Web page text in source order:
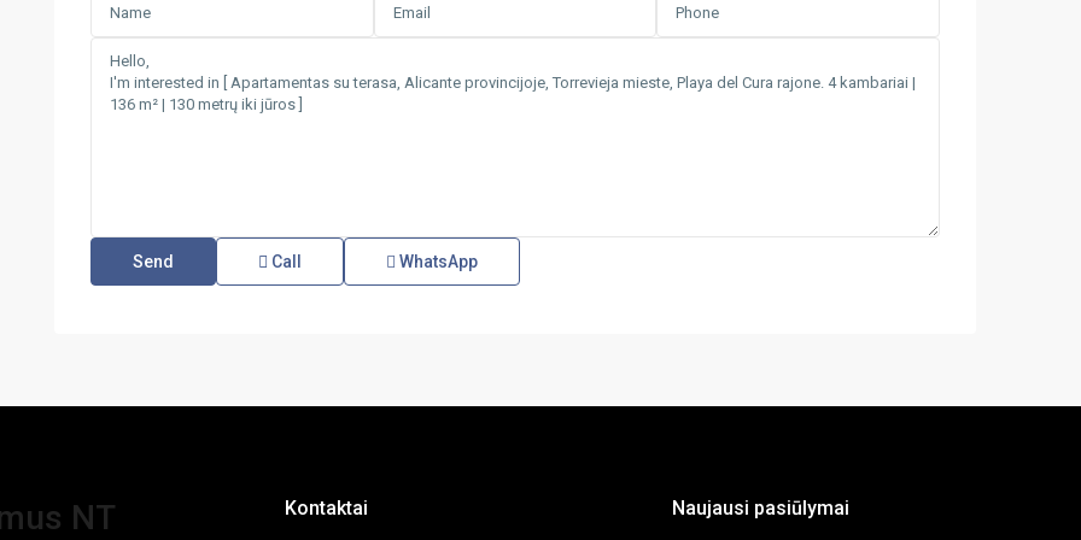
Call WhatsApp
NT Kontaktai Naujausi pasiūlymai